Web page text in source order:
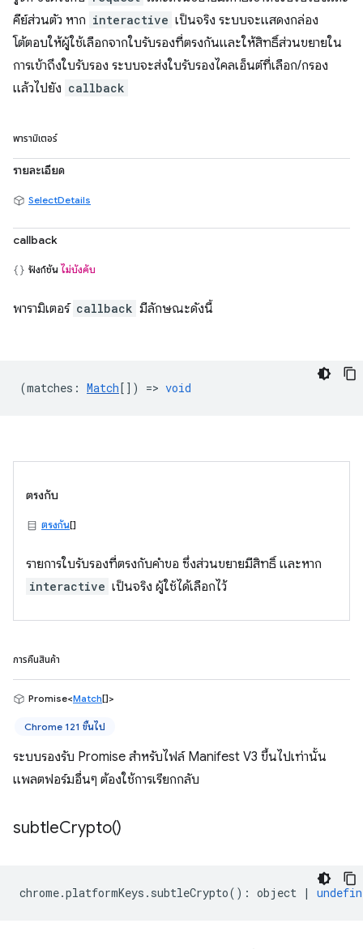
คีย์ส่วนตัว หาก interactive เป็นจริง ระบบจะแสดงกล่อง
โต้ตอบให้ผู้ใช้เลือกจากใบรับรองที่ตรงกันและให้สิทธิ์ส่วนขยายใน
การเข้าถึงใบรับรอง ระบบจะส่งใบรับรองไคลเอ็นต์ที่เลือก/กรอง
แล้วไปยัง callback
พารามิเตอร์
รายละเอียด
SelectDetails
callback
ฟังก์ชัน ไม่บังคับ
พารามิเตอร์ callback มีลักษณะดังนี้
(matches : Match[]) => void
ตรงกับ
ตรงกัน[]
รายการใบรับรองที่ตรงกับคำขอ ซึ่งส่วนขยายมีสิทธิ์ และหาก
interactive เป็นจริง ผู้ใช้ได้เลือกไว้
การคืนสินค้า
Promise<Match[]>
Chrome 121 ขึ้นไป
ระบบรองรับ Promise สำหรับไฟล์ Manifest V3 ขึ้นไปเท่านั้น
แพลตฟอร์มอื่นๆ ต้องใช้การเรียกกลับ
subtleCrypto()
chrome.platformKeys . subtleCrypto() : object |